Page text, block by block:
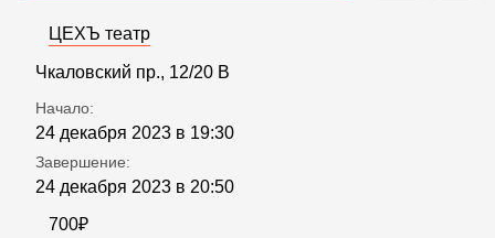
ЦЕХЪ театр
Чкаловский пр., 12/20 В
Начало:
24 декабря 2023 в 19:30
Завершение:
24 декабря 2023 в 20:50
700₽